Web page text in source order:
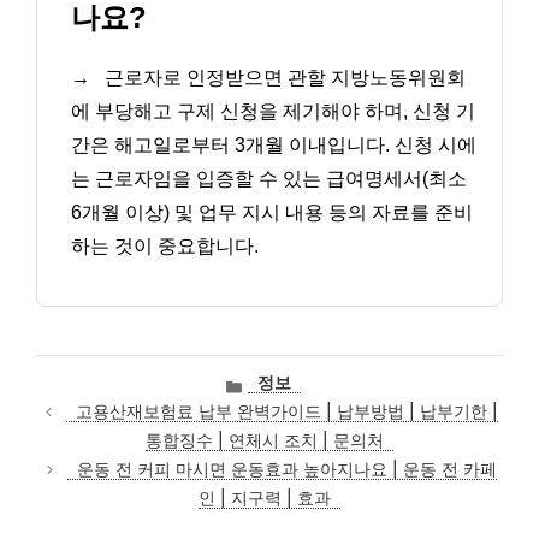
나요?
→
근로자로 인정받으면 관할 지방노동위원회
에 부당해고 구제 신청을 제기해야 하며, 신청 기
간은 해고일로부터 3개월 이내입니다. 신청 시에
는 근로자임을 입증할 수 있는 급여명세서(최소
6개월 이상) 및 업무 지시 내용 등의 자료를 준비
하는 것이 중요합니다.
카
테
고
리
정보
고용산재보험료 납부 완벽가이드 | 납부방법 | 납부기한 |
통합징수 | 연체시 조치 | 문의처
운동 전 커피 마시면 운동효과 높아지나요 | 운동 전 카페
인 | 지구력 | 효과